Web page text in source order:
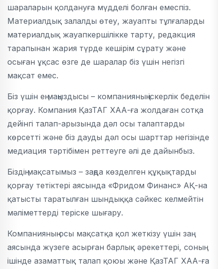
шараларын қолдануға мүдделі болған емеспіз.
Материалдық залалды өтеу, жауапты тұлғаларды
материалдық жауапкершілікке тарту, редакция
тарапынан жария түрде кешірім сұрату және
осыған ұқсас өзге де шаралар біз үшін негізгі
мақсат емес.
Біз үшін ең маңыздысы – компанияның іскерлік беделін
қорғау. Компания ҚазТАГ ХАА-ға жолдаған сотқа
дейінгі талап-арызында дәл осы талаптарды
көрсетті және біз дауды дәл осы шарттар негізінде
медиация тәртібімен реттеуге әлі де дайынбыз.
Біздің мақсатымыз – заңда көзделген құқықтарды
қорғау тетіктері аясында «Фридом Финанс» АҚ-на
қатысты таратылған шындыққа сәйкес келмейтін
мәліметтерді теріске шығару.
Компанияның осы мақсатқа қол жеткізу үшін заң
аясында жүзеге асырған барлық әрекеттері, соның
ішінде азаматтық талап қоюы және ҚазТАГ ХАА-ға